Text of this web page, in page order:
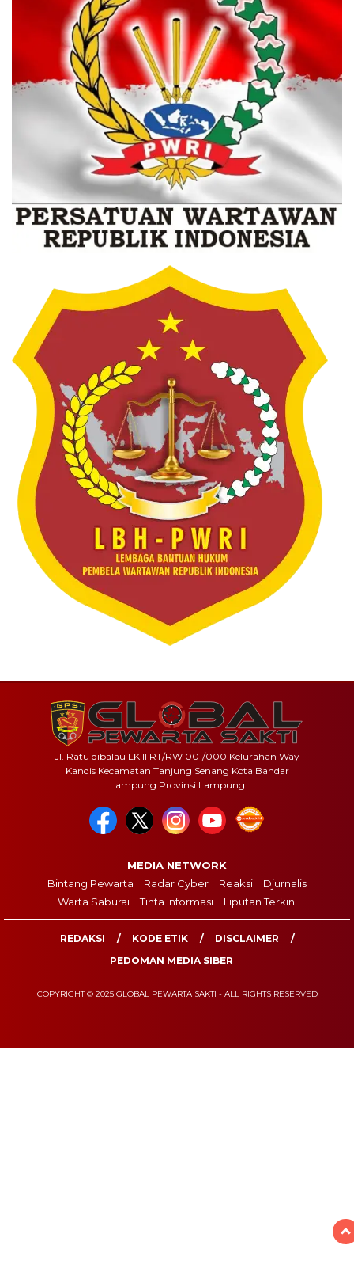
Jl. Ratu dibalau LK II RT/RW 001/000 Kelurahan Way
Kandis Kecamatan Tanjung Senang Kota Bandar
Lampung Provinsi Lampung
MEDIA NETWORK
Bintang Pewarta
Radar Cyber Reaksi
Djurnalis
Warta Saburai
Tinta Informasi Liputan Terkini
REDAKSI KODE ETIK
DISCLAIMER
PEDOMAN MEDIA SIBER
COPYRIGHT © 2025 GLOBAL PEWARTA SAKTI - ALL RIGHTS RESERVED